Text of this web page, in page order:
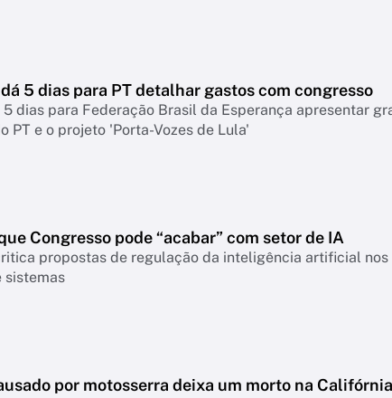
5 dias para PT detalhar gastos com congresso
dias para Federação Brasil da Esperança apresentar
PT e o projeto 'Porta-Vozes de Lula'
Congresso pode “acabar” com setor de IA
propostas de regulação da inteligência artificial nos
sistemas
por motosserra deixa um morto na Califórnia